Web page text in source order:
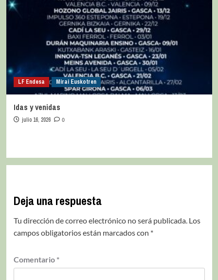
LF Endesa Mirai Euskotren
Idas y venidas
julio 16, 2026 0
Deja una respuesta
Tu dirección de correo electrónico no será publicada. Los
campos obligatorios están marcados con *
Comentario *